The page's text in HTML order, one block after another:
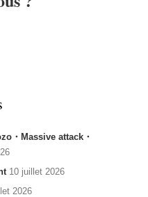
・Massive attack・
10 juillet 2026
2026